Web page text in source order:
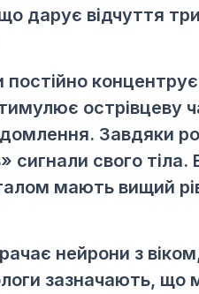
дарує відчуття
постійно
острівцеву
Завдяки
свого тіла.
мають вищий
нейрони з
зазначають, що